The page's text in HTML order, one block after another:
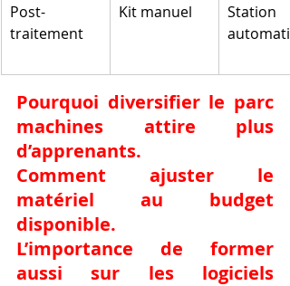
Post-
traitement
Kit manuel
Station
Pourquoi diversifier le parc
machines attire plus
d’apprenants.
Comment ajuster le
matériel au budget
disponible.
L’importance de former
aussi sur les logiciels